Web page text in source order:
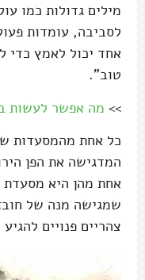
מילים גדולות כמו
לסביבה, עומדות
אחד יכול לאמץ כדי
טוב".
>> מה אפשר לעשות
כל אחת מהמסעדות
המדגישה את הפן
שמגישה מנה של
צהריים פנויים